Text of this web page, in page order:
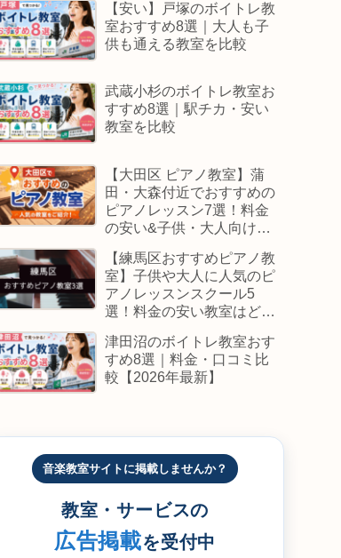
【安い】戸塚のボイトレ教
室おすすめ8選｜大人も子
供も通える教室を比較
武蔵小杉のボイトレ教室お
すすめ8選｜駅チカ・安い
教室を比較
【大田区 ピアノ教室】蒲
田・大森付近でおすすめの
ピアノレッスン7選！料金
の安い&子供・大人向けス
【練馬区おすすめピアノ教
室】子供や大人に人気のピ
アノレッスンスクール5
選！料金の安い教室はど
津田沼のボイトレ教室おす
すめ8選｜料金・口コミ比
較【2026年最新】
音楽教室サイトに掲載しませんか？
教室・サービスの
広告掲載を受付中